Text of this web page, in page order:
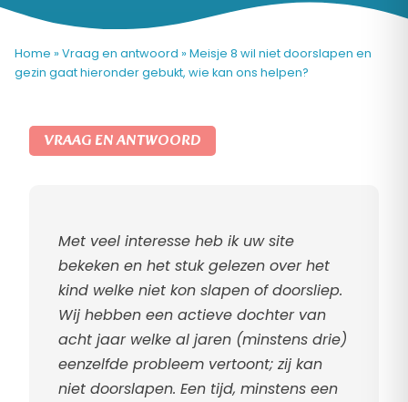
Home » Vraag en antwoord » Meisje 8 wil niet doorslapen en
gezin gaat hieronder gebukt, wie kan ons helpen?
VRAAG EN ANTWOORD
Met veel interesse heb ik uw site
bekeken en het stuk gelezen over het
kind welke niet kon slapen of doorsliep.
Wij hebben een actieve dochter van
acht jaar welke al jaren (minstens drie)
eenzelfde probleem vertoont; zij kan
niet doorslapen. Een tijd, minstens een